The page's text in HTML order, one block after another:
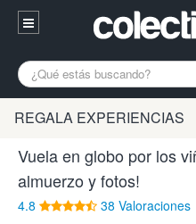
Entrar
94 652 38 15 (L-V 10:30-15:00)
¿Necesitas ayuda?
A Coruña Alicante
Burgos
Gijón Huesca
REGALA EXPERIENCIAS
Vuela en globo por los
almuerzo y fotos!
4.8 38 Valoraciones